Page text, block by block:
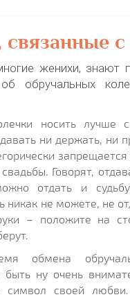
женихи, знают
обручальных
носить лучше
ни держать, ни
Говорят,
отдать и
никак не можете, не
– положите на
обмена
быть ну очень
символ своей